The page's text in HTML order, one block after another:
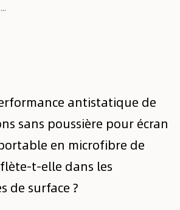
antistatique de
sans poussière pour écran
en microfibre de
t-elle dans les
de surface ?